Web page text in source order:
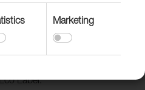
Label.
Marketing